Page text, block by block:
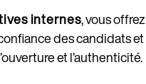
internes, vous offrez
des candidats et
et l’authenticité.